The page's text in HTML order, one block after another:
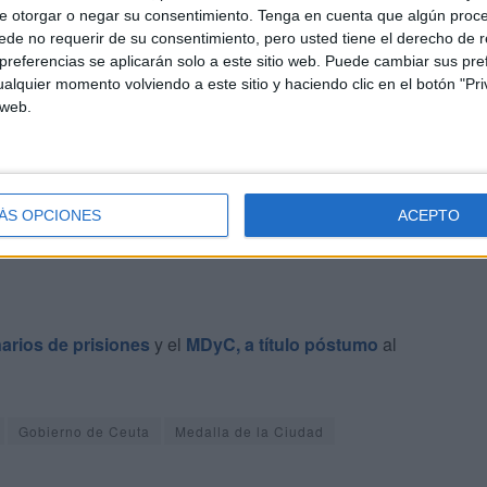
otorgar o negar su consentimiento. Tenga en cuenta que algún
no requerir de su consentimiento, pero usted tiene el derecho de
se aplicarán solo a este sitio web. Puede cambiar sus
momento volviendo a este sitio y haciendo clic en el botón
OPCIONES ACEPTO
“a todo ceutí de origen que haya realizado
demás ciudadanos y de la ciudad” y a cualquier otra
se haya efectuado la acción o servicio, éstos
singular, para los intereses de Ceuta o de alguno o
de prisiones y el MDyC, a título póstumo al
Gobierno de Ceuta
Medalla de la Ciudad